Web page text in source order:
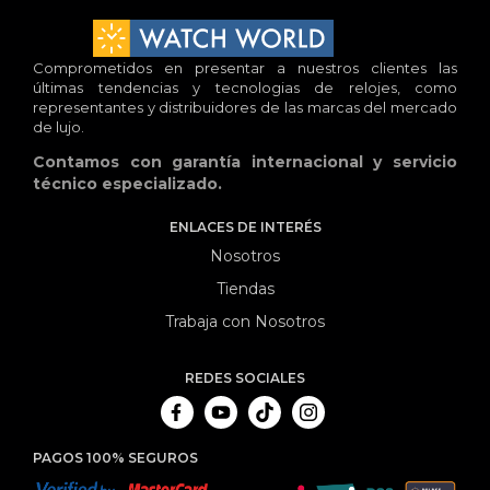
Comprometidos en presentar a nuestros clientes las
últimas tendencias y tecnologias de relojes, como
representantes y distribuidores de las marcas del mercado
de lujo.
Contamos con garantía internacional y servicio
técnico especializado.
ENLACES DE INTERÉS
Nosotros
Tiendas
Trabaja con Nosotros
REDES SOCIALES
PAGOS 100% SEGUROS